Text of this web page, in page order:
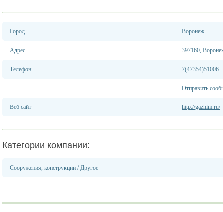
Город Воронеж
Адрес 397160,
Телефон 7(47354)51006
Отправить
Веб сайт http://gazhim.ru/
Категории компании:
Сооружения, конструкции /Другое